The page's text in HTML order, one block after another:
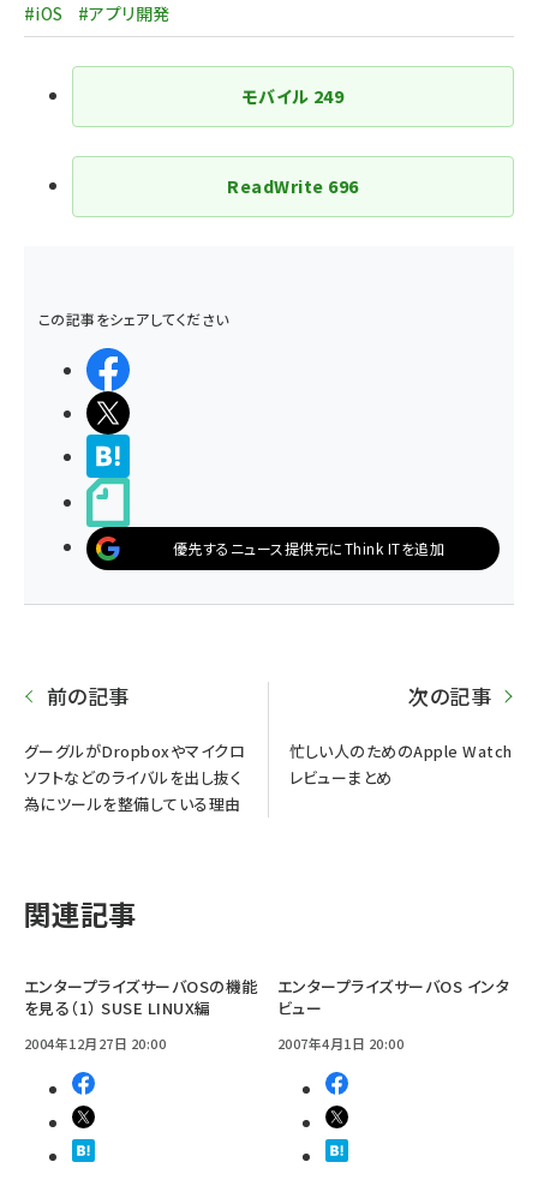
#iOS #アプリ開発
モバイル 249
ReadWrite 696
この記事をシェアしてください
優先するニュース提供元にThink ITを追加
前の記事
グーグルがDropboxやマイクロ
ソフトなどのライバルを出し抜く
為にツールを整備している理由
次の記事
忙しい人のためのApple Watch
レビューまとめ
関連記事
エンタープライズサーバOSの機能
を見る（1） SUSE LINUX編
2004年12月27日 20:00
エンタープライズサーバOS インタ
ビュー
2007年4月1日 20:00